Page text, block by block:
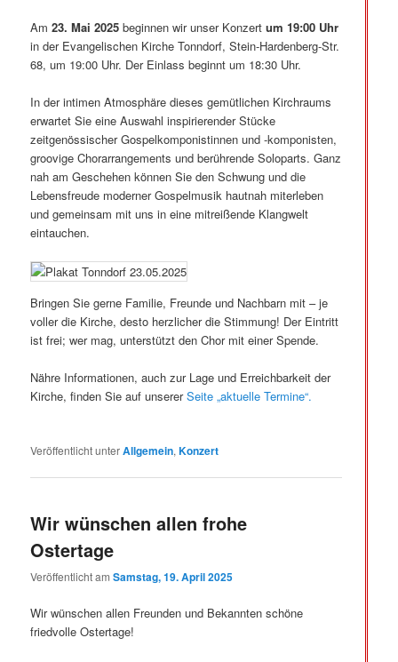
Am23. Mai 2025 beginnen wir unser Konzertum 19:00 Uhr
in der Evangelischen Kirche Tonndorf, Stein-Hardenberg-Str.
68, um 19:00 Uhr. Der Einlass beginnt um 18:30 Uhr.
In der intimen Atmosphäre dieses gemütlichen Kirchraums
erwartet Sie eine Auswahl inspirierender Stücke
zeitgenössischer Gospelkomponistinnen und -komponisten,
groovige Chorarrangements und berührende Soloparts. Ganz
nah am Geschehen können Sie den Schwung und die
Lebensfreude moderner Gospelmusik hautnah miterleben
und gemeinsam mit uns in eine mitreißende Klangwelt
eintauchen.
Bringen Sie gerne Familie, Freunde und Nachbarn mit – je
voller die Kirche, desto herzlicher die Stimmung! Der Eintritt
ist frei; wer mag, unterstützt den Chor mit einer Spende.
Nähre Informationen, auch zur Lage und Erreichbarkeit der
Kirche, finden Sie auf unsererSeite „aktuelle Termine“.
Veröffentlicht unterAllgemein,Konzert
Wir wünschen allen frohe
Ostertage
Veröffentlicht amSamstag, 19. April 2025
Wir wünschen allen Freunden und Bekannten schöne
friedvolle Ostertage!